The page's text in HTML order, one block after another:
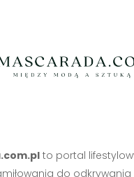
to portal
do